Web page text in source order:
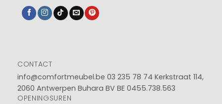
CONTACT
info@comfortmeubel.be 03 235 78 74 Kerkstraat 114,
2060 Antwerpen Buhara BV BE 0455.738.563
OPENINGSUREN